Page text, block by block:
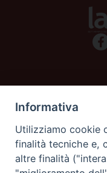
Informativa
Utilizziamo cookie
finalità tecniche e,
altre finalità